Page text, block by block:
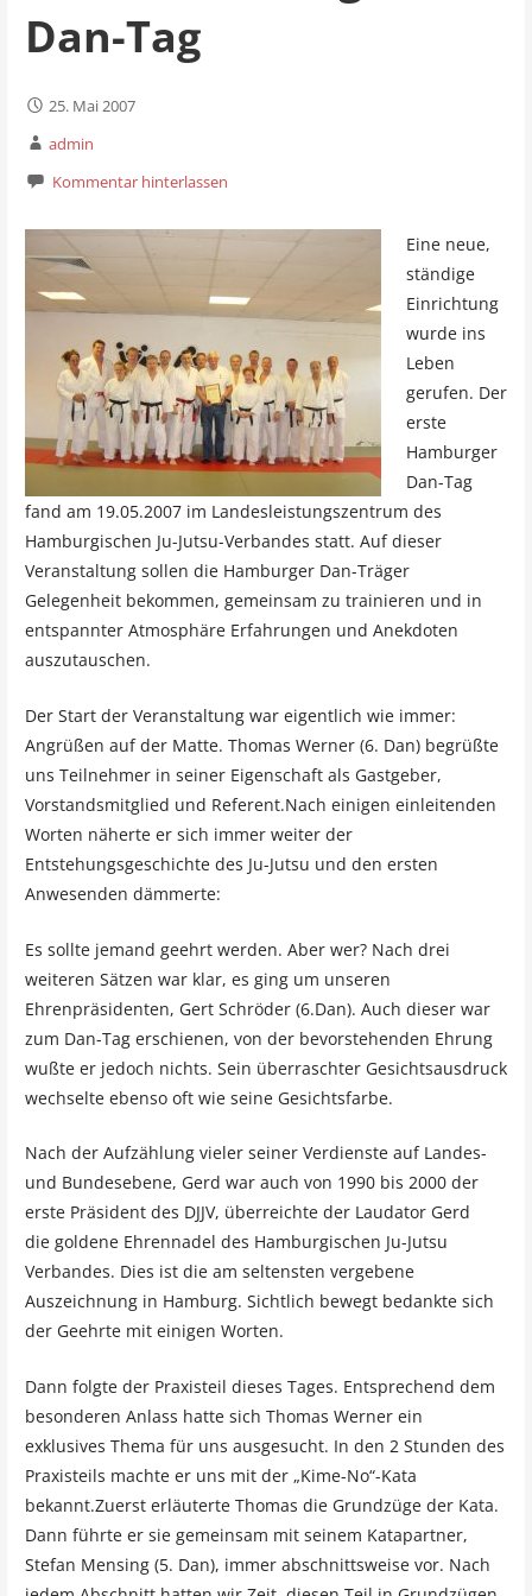
Dan-Tag
25. Mai 2007
admin
Kommentar hinterlassen
Eine neue,
ständige
Einrichtung
wurde ins
Leben
gerufen. Der
erste
Hamburger
Dan-Tag
fand am 19.05.2007 im Landesleistungszentrum des
Hamburgischen Ju-Jutsu-Verbandes statt. Auf dieser
Veranstaltung sollen die Hamburger Dan-Träger
Gelegenheit bekommen, gemeinsam zu trainieren und in
entspannter Atmosphäre Erfahrungen und Anekdoten
auszutauschen.
Der Start der Veranstaltung war eigentlich wie immer:
Angrüßen auf der Matte. Thomas Werner (6. Dan) begrüßte
uns Teilnehmer in seiner Eigenschaft als Gastgeber,
Vorstandsmitglied und Referent.Nach einigen einleitenden
Worten näherte er sich immer weiter der
Entstehungsgeschichte des Ju-Jutsu und den ersten
Anwesenden dämmerte:
Es sollte jemand geehrt werden. Aber wer? Nach drei
weiteren Sätzen war klar, es ging um unseren
Ehrenpräsidenten, Gert Schröder (6.Dan). Auch dieser war
zum Dan-Tag erschienen, von der bevorstehenden Ehrung
wußte er jedoch nichts. Sein überraschter Gesichtsausdruck
wechselte ebenso oft wie seine Gesichtsfarbe.
Nach der Aufzählung vieler seiner Verdienste auf Landes-
und Bundesebene, Gerd war auch von 1990 bis 2000 der
erste Präsident des DJJV, überreichte der Laudator Gerd
die goldene Ehrennadel des Hamburgischen Ju-Jutsu
Verbandes. Dies ist die am seltensten vergebene
Auszeichnung in Hamburg. Sichtlich bewegt bedankte sich
der Geehrte mit einigen Worten.
Dann folgte der Praxisteil dieses Tages. Entsprechend dem
besonderen Anlass hatte sich Thomas Werner ein
exklusives Thema für uns ausgesucht. In den 2 Stunden des
Praxisteils machte er uns mit der „Kime-No“-Kata
bekannt.Zuerst erläuterte Thomas die Grundzüge der Kata.
Dann führte er sie gemeinsam mit seinem Katapartner,
Stefan Mensing (5. Dan), immer abschnittsweise vor. Nach